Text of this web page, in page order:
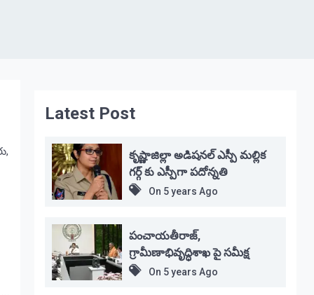
Latest Post
కృష్ణాజిల్లా అడిషనల్ ఎస్పీ మల్లిక
గర్గ్ కు ఎస్పీగా పదోన్నతి
On 5 years Ago
పంచాయతీరాజ్,
గ్రామీణాభివృద్ధిశాఖ పై సమీక్ష
On 5 years Ago